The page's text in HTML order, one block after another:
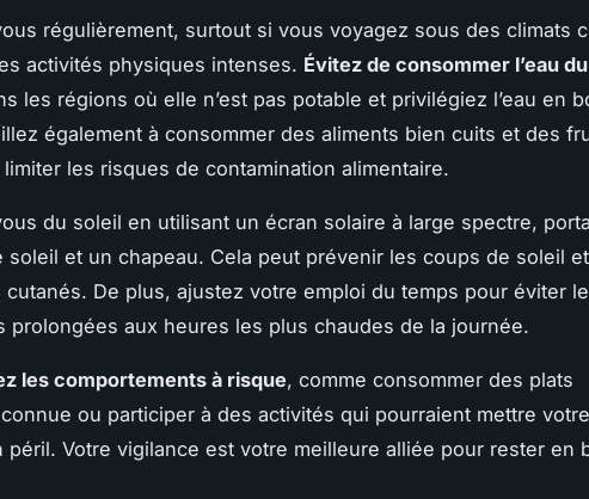
régulièrement, surtout si vous voyagez sous des climats
activités physiques intenses. Évitez de consommer l’eau du
les régions où elle n’est pas potable et privilégiez l’eau en
également à consommer des aliments bien cuits et des
les risques de contamination alimentaire.
du soleil en utilisant un écran solaire à large spectre,
soleil et un chapeau. Cela peut prévenir les coups de soleil
cutanés. De plus, ajustez votre emploi du temps pour éviter
prolongées aux heures les plus chaudes de la journée.
les comportements à risque, comme consommer des plats
ou participer à des activités qui pourraient mettre votre
péril. Votre vigilance est votre meilleure alliée pour rester en